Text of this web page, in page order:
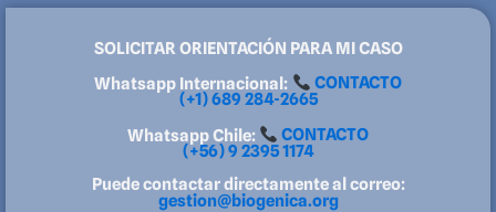
SOLICITAR ORIENTACIÓN PARA MI CASO
Whatsapp Internacional:
CONTACTO
(+1) 689 284-2665
Whatsapp Chile:
CONTACTO
(+56) 9 2395 1174
Puede contactar directamente al correo:
gestion@biogenica.org